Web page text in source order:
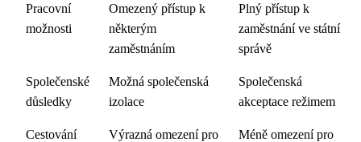
Pracovní
možnosti
Omezený přístup k
některým
zaměstnáním
Plný přístup k
zaměstnání ve státní
správě
Společenské
důsledky
Možná společenská
izolace
Společenská
akceptace režimem
Cestování
Výrazná omezení pro
Méně omezení pro